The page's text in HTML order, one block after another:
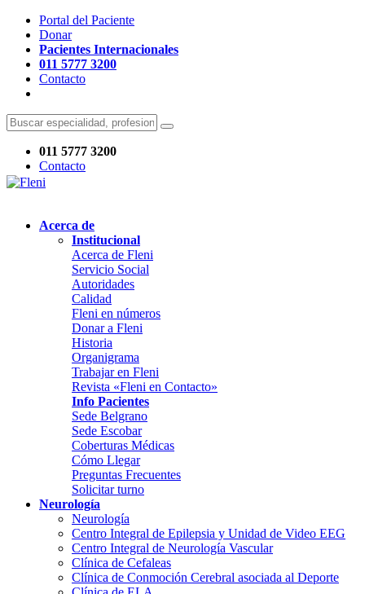
Portal del Paciente
Donar
Pacientes Internacionales
011 5777 3200
Contacto
011 5777 3200
Contacto
Acerca de
Institucional
Acerca de Fleni
Servicio Social
Autoridades
Calidad
Fleni en números
Donar a Fleni
Historia
Organigrama
Trabajar en Fleni
Revista «Fleni en Contacto»
Info Pacientes
Sede Belgrano
Sede Escobar
Coberturas Médicas
Cómo Llegar
Preguntas Frecuentes
Solicitar turno
Neurología
Neurología
Centro Integral de Epilepsia y Unidad de Video EEG
Centro Integral de Neurología Vascular
Clínica de Cefaleas
Clínica de Conmoción Cerebral asociada al Deporte